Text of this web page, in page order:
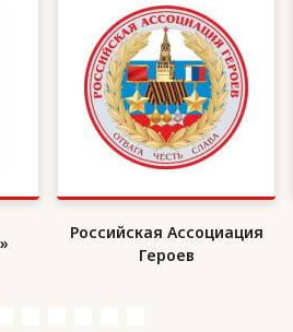
Организация
инвалидов «ВоИн»